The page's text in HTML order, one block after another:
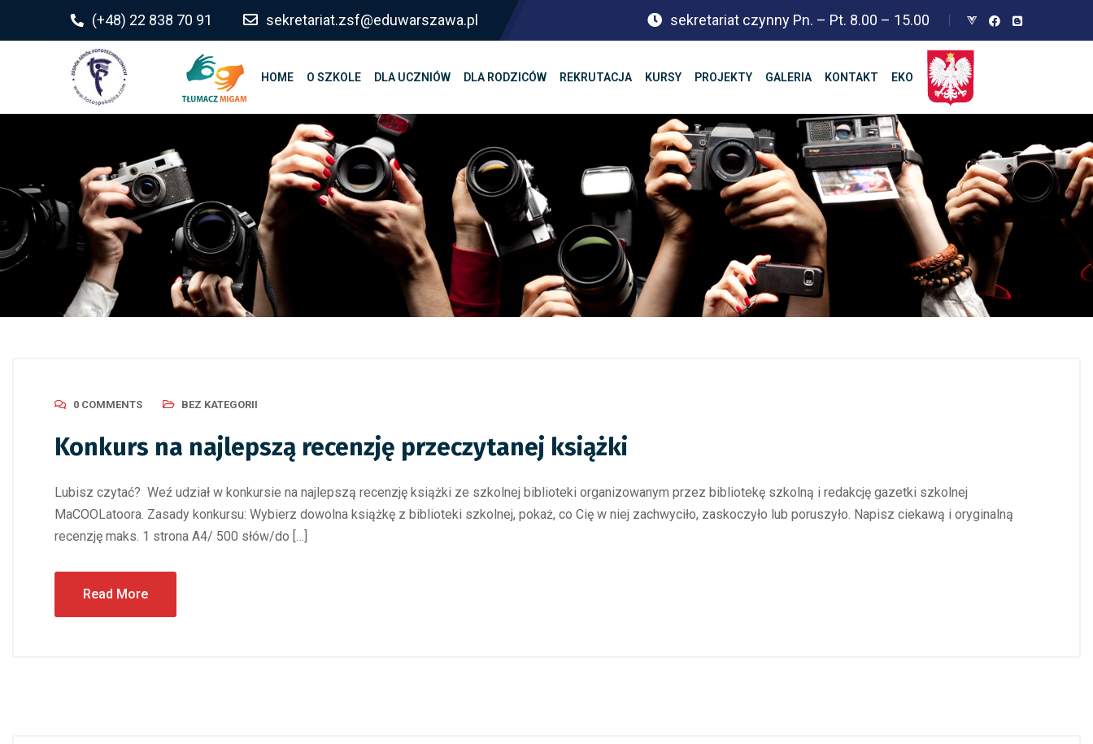
(+48) 22 838 70 91 sekretariat.zsf@eduwarszawa.pl sekretariat czynny Pn. – Pt. 8.00 – 15.00
HOME O SZKOLE DLA UCZNIÓW DLA RODZICÓW REKRUTACJA KURSY PROJEKTY GALERIA KONTAKT EKO
0 COMMENTS BEZ KATEGORII
Konkurs na najlepszą recenzję przeczytanej książki
Lubisz czytać? Weź udział w konkursie na najlepszą recenzję książki ze szkolnej biblioteki organizowanym przez bibliotekę szkolną i redakcję gazetki szkolnej
MaCOOLatoora. Zasady konkursu: Wybierz dowolna książkę z biblioteki szkolnej, pokaż, co Cię w niej zachwyciło, zaskoczyło lub poruszyło. Napisz ciekawą i oryginalną
recenzję maks. 1 strona A4/ 500 słów/do […]
Read More